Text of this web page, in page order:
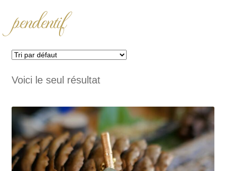
pendentif
Voici le seul résultat